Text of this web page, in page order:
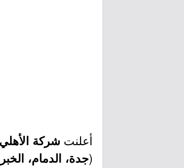
أعلنت شركة
(جدة، الدمام،